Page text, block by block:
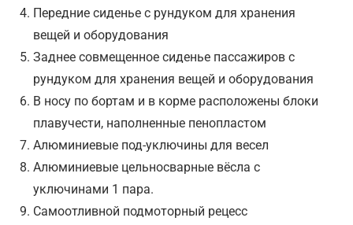
Передние сиденье с рундуком для хранения
вещей и оборудования
Заднее совмещенное сиденье пассажиров с
рундуком для хранения вещей и оборудования
В носу по бортам и в корме расположены блоки
плавучести, наполненные пенопластом
Алюминиевые под-уключины для весел
Алюминиевые цельносварные вёсла с
уключинами 1 пара.
Самоотливной подмоторный рецесс